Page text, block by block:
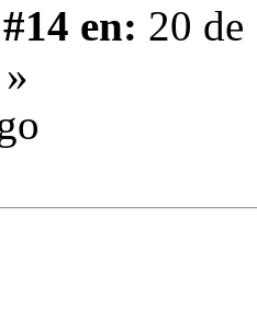
en: 20 de